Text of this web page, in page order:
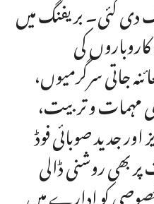
دی گئی۔ بریفنگ میں
کی
جاتی سرگرمیوں،
مہمات و تربیت،
اور جدید صوبائی فوڈ
بھی روشنی ڈالی
کو ادارے میں